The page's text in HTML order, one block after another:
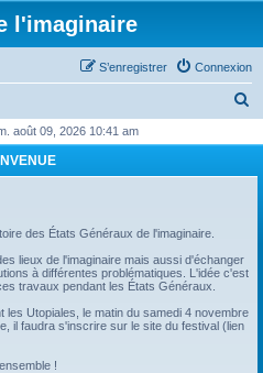
l'imaginaire
Connexion
S’enregistrer
h
août 09, 2026 10:41 am
des États Généraux de l'imaginaire.
lieux de l'imaginaire mais aussi d'échanger
à différentes problématiques. L'idée c'est
travaux pendant les États Généraux.
les Utopiales, le matin du samedi 4 novembre
il faudra s'inscrire sur le site du festival (lien
!